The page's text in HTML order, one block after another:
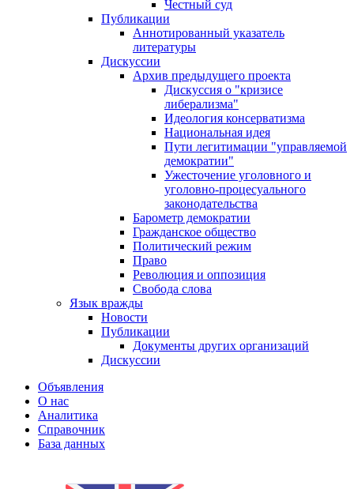
Честный суд
Публикации
Аннотированный указатель
литературы
Дискуссии
Архив предыдущего проекта
Дискуссия о "кризисе
либерализма"
Идеология консерватизма
Национальная идея
Пути легитимации "управляемой
демократии"
Ужесточение уголовного и
уголовно-процесуального
законодательства
Барометр демократии
Гражданское общество
Политический режим
Право
Революция и оппозиция
Свобода слова
Язык вражды
Новости
Публикации
Документы других организаций
Дискуссии
Объявления
О нас
Аналитика
Справочник
База данных